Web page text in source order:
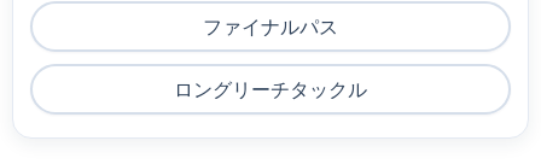
ファイナルパス
ロングリーチタックル